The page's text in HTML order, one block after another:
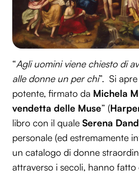
“Agli uomini viene chiesto di
alle donne un per chi”. Si
potente, firmato da Michela
vendetta delle Muse” (
libro con il quale Serena
personale (ed estremamente
un catalogo di donne
attraverso i secoli, hanno